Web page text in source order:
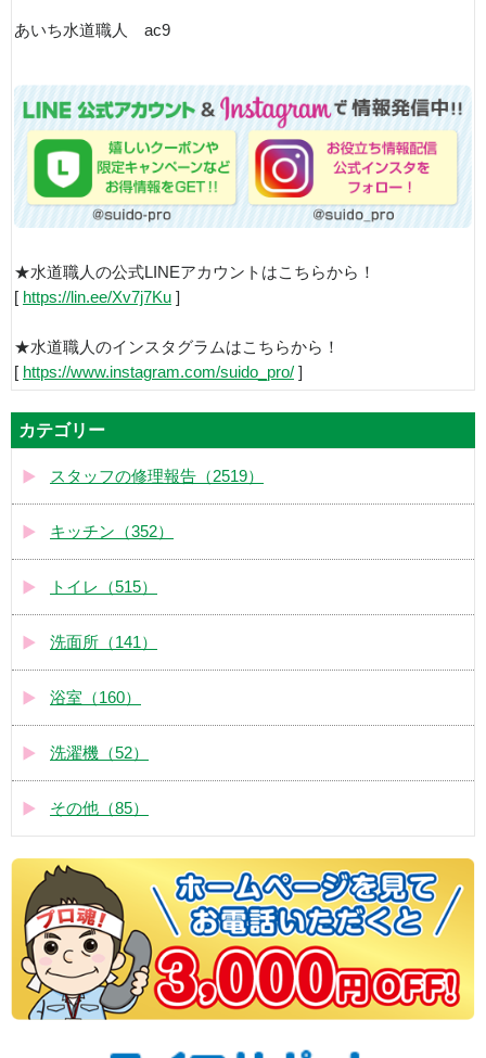
あいち水道職人 ac9
★水道職人の公式LINEアカウントはこちらから！
[ https://lin.ee/Xv7j7Ku ]
★水道職人のインスタグラムはこちらから！
[ https://www.instagram.com/suido_pro/ ]
カテゴリー
スタッフの修理報告（2519）
キッチン（352）
トイレ（515）
洗面所（141）
浴室（160）
洗濯機（52）
その他（85）